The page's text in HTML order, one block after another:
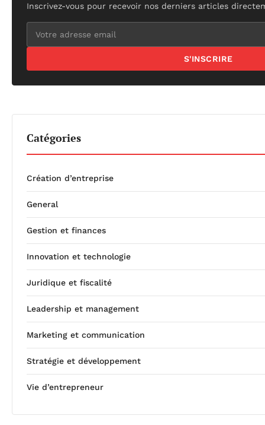
Inscrivez-vous pour recevoir nos derniers articles
S'INSCRIRE
Catégories
Création d’entreprise
General
Gestion et finances
Innovation et technologie
Juridique et fiscalité
Leadership et management
Marketing et communication
Stratégie et développement
Vie d’entrepreneur